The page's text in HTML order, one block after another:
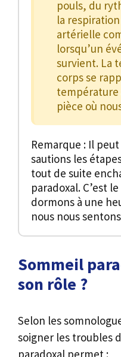
pouls, du
la
artérielle
lorsqu’un
survient. La
corps se
température
pièce où
Remarque : Il
sautions les
tout de suite
paradoxal. C’est
dormons à une
nous nous
Sommeil
son rôle ?
Selon les
soigner les troubles
paradoxal permet :